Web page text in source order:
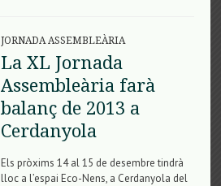
JORNADA ASSEMBLEÀRIA
La XL Jornada
Assembleària farà
balanç de 2013 a
Cerdanyola
Els pròxims 14 al 15 de desembre tindrà
lloc a l’espai Eco-Nens, a Cerdanyola del